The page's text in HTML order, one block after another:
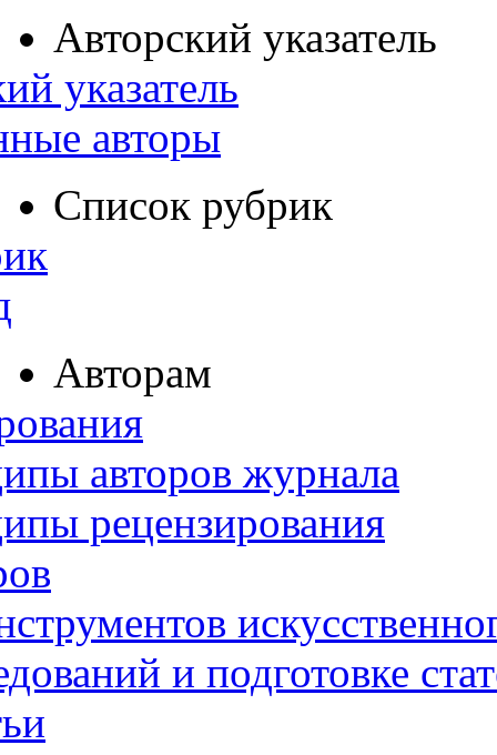
Авторский указатель
указатель
авторы
Список рубрик
Авторам
авторов журнала
рецензирования
и подготовке